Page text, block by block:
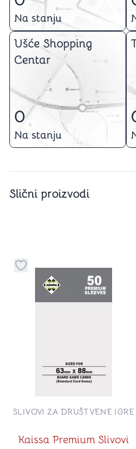
Na stanju
Ušće Shopping
Centar
0
Na stanju
Slični proizvodi
Dugme za dodavanje
Kaissa Premium Slivovi
SLIVOVI ZA DRUŠTVENE IGRE